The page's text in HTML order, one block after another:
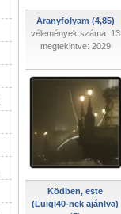
Aranyfolyam (4,85)
vélemények száma: 13
megtekintve: 2029
Ködben, este
(Luigi40-nek ajánlva)